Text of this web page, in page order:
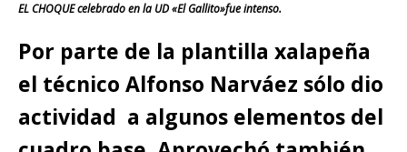
EL CHOQUE celebrado en la UD «El Gallito»fue intenso.
Por parte de la plantilla xalapeña
el técnico Alfonso Narváez sólo dio
actividad a algunos elementos del